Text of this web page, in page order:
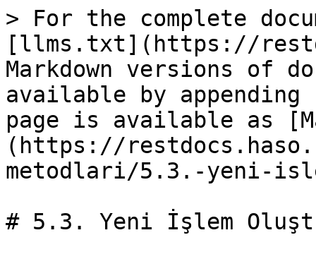
> For the complete
[llms.txt](https://
Markdown versions of
available by
page is available as
(https://
metodlari/5.3.-yeni-
# 5.3. Yeni İşlem